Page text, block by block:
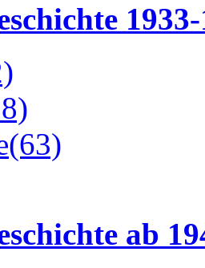
1933-
(63)
ab